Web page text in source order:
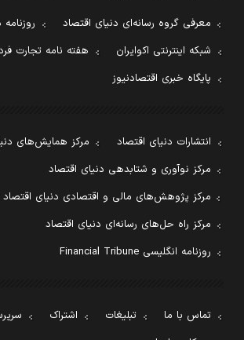
معرفی گروه رسانه‌ای دنیای اقتصاد
شبکه اینترنتی اکوایران
هفته نامه تجارت
پایگاه خبری اقتصادنیوز
انتشارات دنیای اقتصاد
مرکز همایش‌های
مرکز نوآوری و شتابدهی دنیای اقتصاد
مرکز پژوهش‌های مالی و اقتصادی دنیای اقتصاد
مرکز راه حل‌های رسانه‌ای دنیای اقتصاد
روزنامه انگلیسی Financial Tribune
تماس با ما تبلیغات اشتراک